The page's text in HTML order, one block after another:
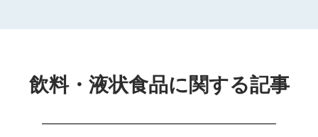
飲料・液状食品に関する記事